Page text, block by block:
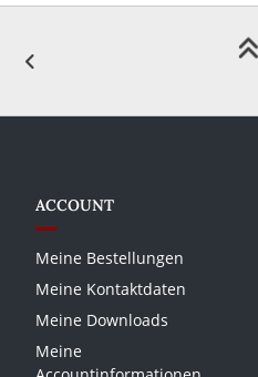
ACCOUNT
Meine Bestellungen
Meine Kontaktdaten
Meine Downloads
Meine